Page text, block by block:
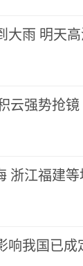
大雨 明天
云强势抢镜
浙江福建
响我国已成